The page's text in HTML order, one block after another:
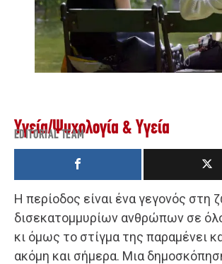
Υγεία/Ψυχολογία & Υγεία
EDITORIAL TEAM
Η περίοδος είναι ένα γεγονός στη
δισεκατομμυρίων ανθρώπων σε
κι όμως το στίγμα της παραμένει
ακόμη και σήμερα. Μια